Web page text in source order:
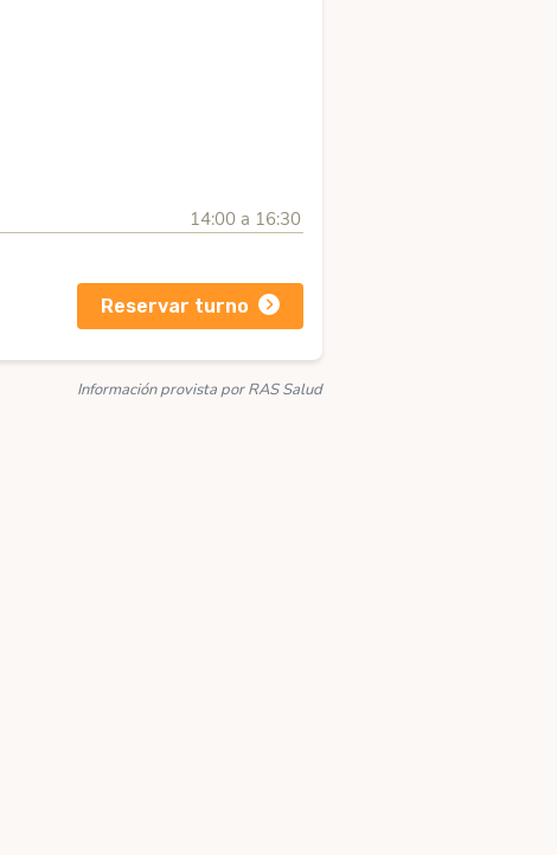
14:00 a 16:30
Reservar turno
Información provista por RAS Salud